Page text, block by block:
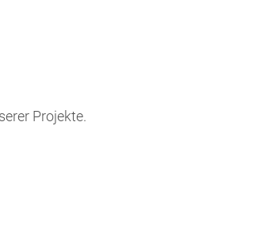
Projekte.